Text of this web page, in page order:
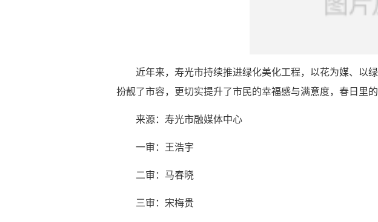
近年来，寿光市持续推进绿化美化工程，以花为媒、以
扮靓了市容，更切实提升了市民的幸福感与满意度，春日里
来源：寿光市融媒体中心
一审：王浩宇
二审：马春晓
三审：宋梅贵